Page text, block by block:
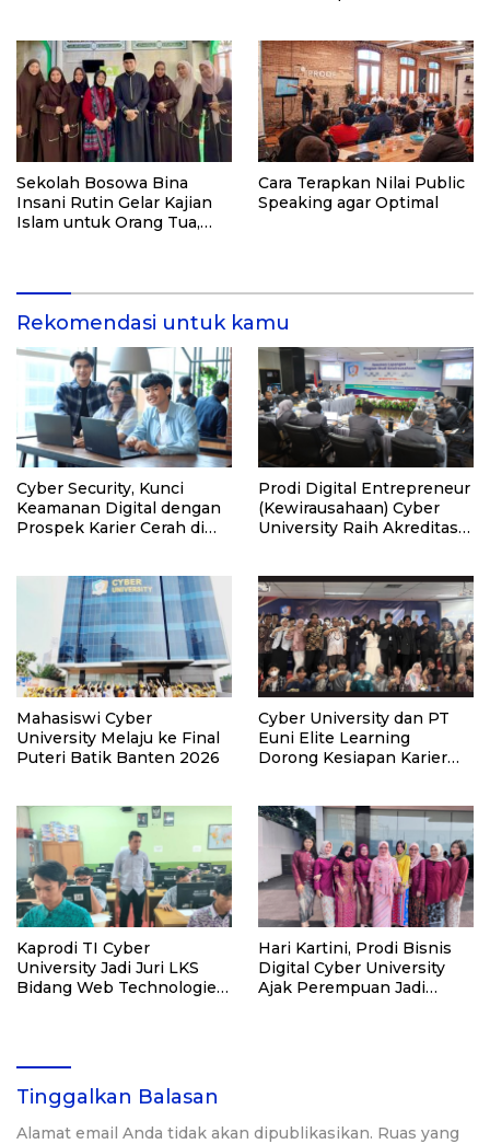
Sekolah Bosowa Bina
Insani Rutin Gelar Kajian
Islam untuk Orang Tua,
Cara Terapkan Nilai Public
Speaking agar Optimal
Rekomendasi untuk kamu
Cyber Security, Kunci
Keamanan Digital dengan
Prospek Karier Cerah di
Prodi Digital Entrepreneur
(Kewirausahaan) Cyber
University Raih Akreditasi
Mahasiswi Cyber
University Melaju ke Final
Puteri Batik Banten 2026
Cyber University dan PT
Euni Elite Learning
Dorong Kesiapan Karier
Kaprodi TI Cyber
University Jadi Juri LKS
Bidang Web Technologies
Hari Kartini, Prodi Bisnis
Digital Cyber University
Ajak Perempuan Jadi
Tinggalkan Balasan
Alamat email Anda tidak akan dipublikasikan. Ruas yang